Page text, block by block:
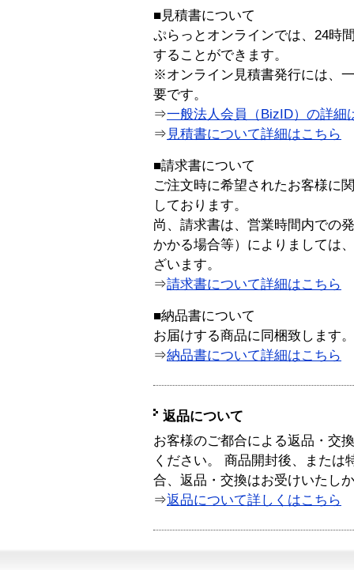
■見積書について
ぷらっとオンラインでは、24時
することができます。
※オンライン見積書発行には、
要です。
⇒一般法人会員（BizID）の詳細
⇒ 見積書について詳細はこちら
■請求書について
ご注文時に希望されたお客様に
しております。
尚、請求書は、営業時間内での
かかる場合等）によりましては
ざいます。
⇒請求書について詳細はこちら
■納品書について
お届けする商品に同梱致します。
⇒納品書について詳細はこちら
返品について
お客様のご都合による返品・交
ください。 商品開封後、または
合、返品・交換はお受けいたし
⇒返品について詳しくはこちら